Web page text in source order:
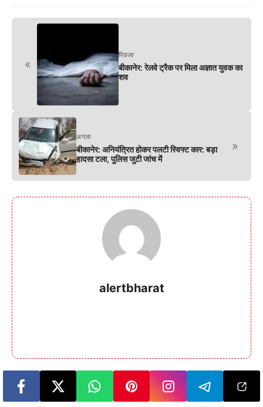
«
पिछला
बीकानेर: रेलवे ट्रैक पर मिला अज्ञात युवक का
शव
अगला
बीकानेर: अनियंत्रित होकर पलटी स्विफ्ट कार: बड़ा
हादसा टला, पुलिस जुटी जांच में
»
alertbharat